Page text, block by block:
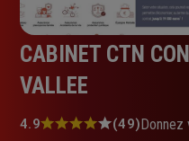
CABINET CTN
VALLEE
Note
4.9 (49)Donnez